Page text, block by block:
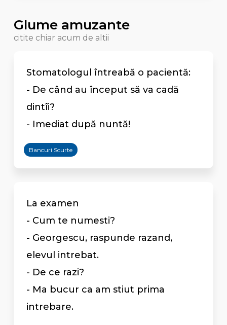
Glume amuzante
citite chiar acum de altii
Stomatologul întreabă o pacientă:
- De când au început să va cadă
dintîi?
- Imediat după nuntă!
Bancuri Scurte
La examen
- Cum te numesti?
- Georgescu, raspunde razand,
elevul intrebat.
- De ce razi?
- Ma bucur ca am stiut prima
intrebare.